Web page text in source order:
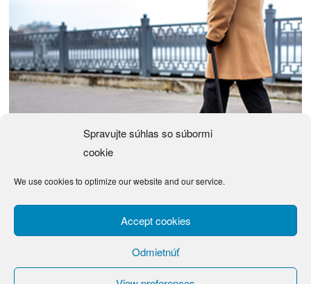
Spravujte súhlas so súbormi
cookie
We use cookies to optimize our website and our service.
Accept cookies
Odmietnúť
Návrh zákona o justičných čakateľoch
(Návrh) Zákon z … 2026 o justičných čakateľoch a o zmene a doplnení niektorých
zákonov Národná rada Slovenskej republiky sa